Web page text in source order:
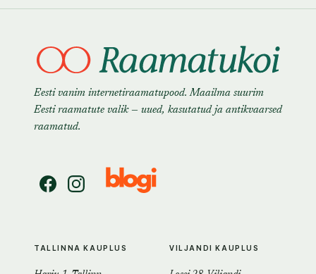
Eesti vanim internetiraamatupood. Maailma suurim
Eesti raamatute valik — uued, kasutatud ja antikvaarsed
raamatud.
TALLINNA KAUPLUS VILJANDI KAUPLUS